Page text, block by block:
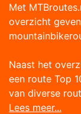
Met
overzicht
Naast het
een route Top
van diverse
Lees meer...